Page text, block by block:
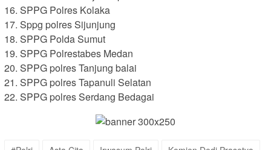
16. SPPG Polres Kolaka
17. Sppg polres Sijunjung
18. SPPG Polda Sumut
19. SPPG Polrestabes Medan
20. SPPG polres Tanjung balai
21. SPPG polres Tapanuli Selatan
22. SPPG polres Serdang Bedagai